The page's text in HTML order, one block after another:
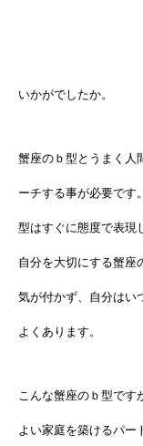
いかがでしたか。
蟹座のｂ型とうまく人
ーチする事が必要です
型はすぐに態度で表現
自分を大切にする蟹座
気が付かず、自分はい
よくあります。
こんな蟹座のｂ型です
よい家庭を築けるパー